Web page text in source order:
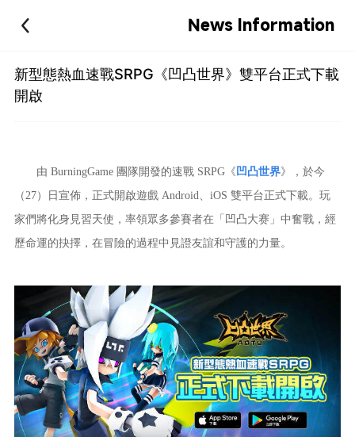
News Information
新型態熱血速戰SRPG《凹凸世界》雙平台正式下載
開啟
由 BurningGame 團隊開發的速戰 SRPG《 凹凸世界》，於今
（27）日宣佈，正式開啟遊戲 Android、iOS 雙平台正式下載。玩
家們將化身見習天使，率領眾多參賽者在「凹凸大赛」中奮戰，經
歷命運的抉擇，在冒險的過程中見證友誼和守護的力量。